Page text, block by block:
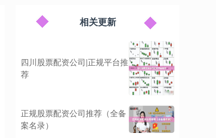
相关更新
四川股票配资公司|正规平台推
荐
正规股票配资公司推荐（全备
案名录）